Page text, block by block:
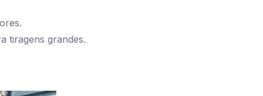
tiragens grandes.